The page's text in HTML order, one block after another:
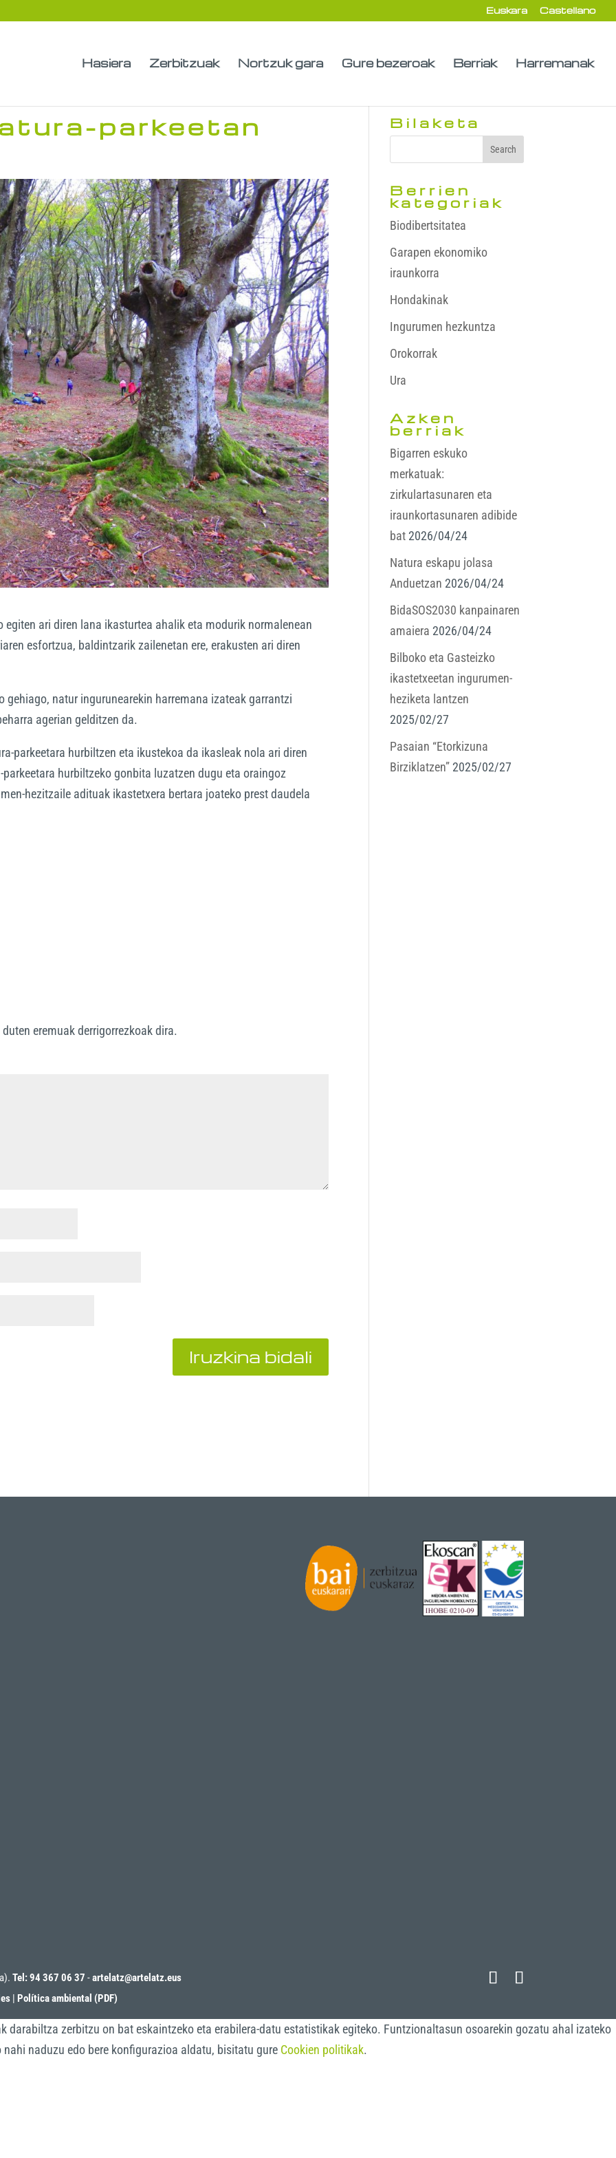
Euskara Castellano
Hasiera Zerbitzuak Nortzuk gara Gure bezeroak Berriak Harremanak
parkeetan
egiten ari diren lana ikasturtea ahalik eta modurik normalenean
esfortzua, baldintzarik zailenetan ere, erakusten ari diren
gehiago, natur ingurunearekin harremana izateak garrantzi
agerian gelditzen da.
parkeetara hurbiltzen eta ikustekoa da ikasleak nola ari diren
hurbiltzeko gonbita luzatzen dugu eta oraingoz
hezitzaile adituak ikastetxera bertara joateko prest daudela
duten eremuak derrigorrezkoak dira.
Bilaketa
Berrien
kategoriak
Biodibertsitatea
Garapen ekonomiko
iraunkorra
Hondakinak
Ingurumen hezkuntza
Orokorrak
Ura
Azken
berriak
Bigarren eskuko
merkatuak:
zirkulartasunaren eta
iraunkortasunaren adibide
bat 2026/04/24
Natura eskapu jolasa
Anduetzan 2026/04/24
BidaSOS2030 kanpainaren
amaiera 2026/04/24
Bilboko eta Gasteizko
ikastetxeetan ingurumen-
heziketa lantzen
2025/02/27
Pasaian “Etorkizuna
Birziklatzen” 2025/02/27
Tel: 94 367 06 37 -artelatz@artelatz.eus
Política ambiental (PDF)
darabiltza zerbitzu on bat eskaintzeko eta erabilera-datu estatistikak egiteko. Funtzionaltasun osoarekin gozatu ahal izateko
naduzu edo bere konfigurazioa aldatu, bisitatu gure Cookien politikak.